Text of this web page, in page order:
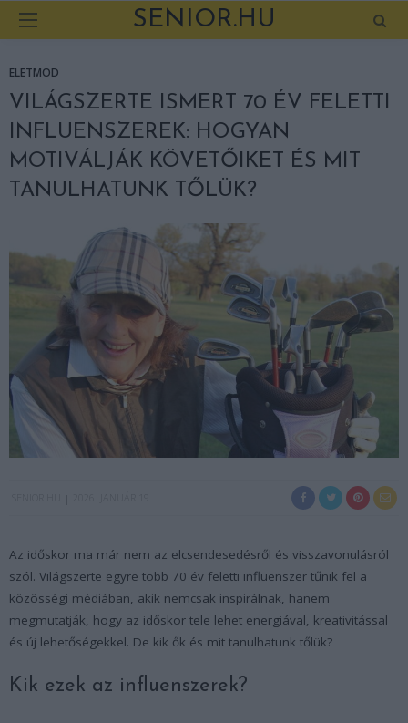
SENIOR.HU
ÉLETMÓD
VILÁGSZERTE ISMERT 70 ÉV FELETTI
INFLUENSZEREK: HOGYAN
MOTIVÁLJÁK KÖVETŐIKET ÉS MIT
TANULHATUNK TŐLÜK?
Az időskor ma már nem az elcsendesedésről és visszavonulásról
szól. Világszerte egyre több 70 év feletti influenszer tűnik fel a
közösségi médiában, akik nemcsak inspirálnak, hanem
megmutatják, hogy az időskor tele lehet energiával, kreativitással
és új lehetőségekkel. De kik ők és mit tanulhatunk tőlük?
Kik ezek az influenszerek?